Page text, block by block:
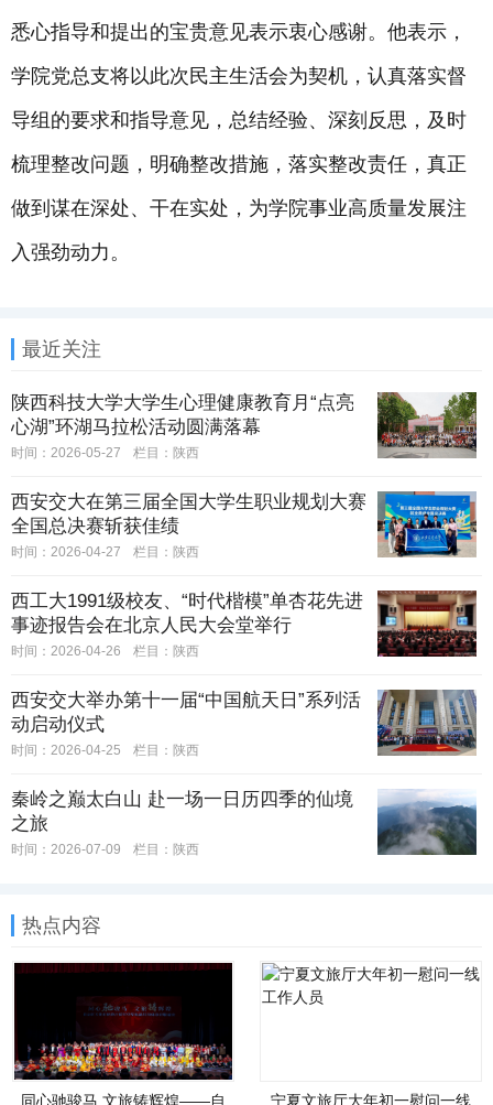
悉心指导和提出的宝贵意见表示衷心感谢。他表示，
学院党总支将以此次民主生活会为契机，认真落实督
导组的要求和指导意见，总结经验、深刻反思，及时
梳理整改问题，明确整改措施，落实整改责任，真正
做到谋在深处、干在实处，为学院事业高质量发展注
入强劲动力。
最近关注
陕西科技大学大学生心理健康教育月“点亮
心湖”环湖马拉松活动圆满落幕
时间：2026-05-27 栏目： 陕西
西安交大在第三届全国大学生职业规划大赛
全国总决赛斩获佳绩
时间：2026-04-27 栏目： 陕西
西工大1991级校友、“时代楷模”单杏花先进
事迹报告会在北京人民大会堂举行
时间：2026-04-26 栏目： 陕西
西安交大举办第十一届“中国航天日”系列活
动启动仪式
时间：2026-04-25 栏目： 陕西
秦岭之巅太白山 赴一场一日历四季的仙境
之旅
时间：2026-07-09 栏目： 陕西
热点内容
同心驰骏马 文旅铸辉煌——自 宁夏文旅厅大年初一慰问一线